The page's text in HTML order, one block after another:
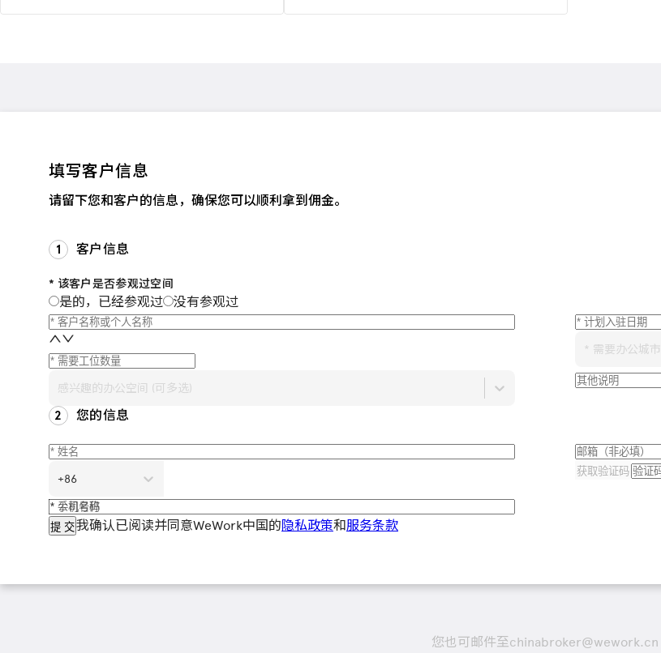
填写客户信息
请留下您和客户的信息，确保您可以顺利拿到佣金。
客户信息
* 该客户是否参观过空间
是的，已经参观过 没有参观过
* 需要办公城市
感兴趣的办公空间 (可多选)
您的信息
+86
获取验证码
我确认已阅读并同意WeWork中国的隐私政策和服务条款
提 交
您也可邮件至chinabroker@wework.cn